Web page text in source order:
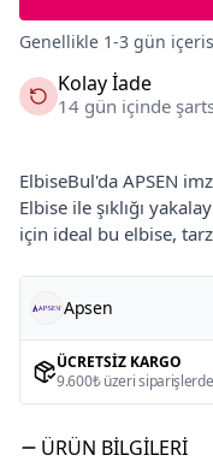
Genellikle 1-3 gün
Kolay İade
14 gün içinde
ElbiseBul'da APSEN
Elbise ile şıklığı
için ideal bu elbise,
Apsen
ÜCRETSIZ KARGO
9.600₺ üzeri siparişlerde
ÜRÜN BILGILERI